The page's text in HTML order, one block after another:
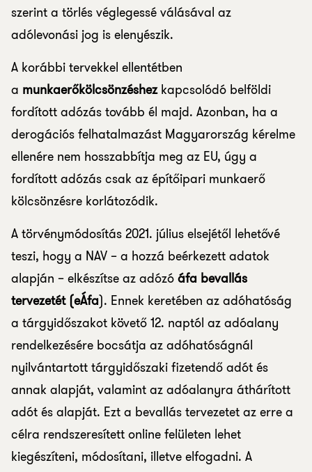
szerint a törlés véglegessé válásával az
adólevonási jog is elenyészik.
A korábbi tervekkel ellentétben
a munkaerőkölcsönzéshezkapcsolódó belföldi
fordított adózás tovább él majd. Azonban, ha a
derogációs felhatalmazást Magyarország kérelme
ellenére nem hosszabbítja meg az EU, úgy a
fordított adózás csak az építőipari munkaerő
kölcsönzésre korlátozódik.
A törvénymódosítás 2021. július elsejétől lehetővé
teszi, hogy a NAV – a hozzá beérkezett adatok
alapján – elkészítse az adózóáfa bevallás
tervezetét (eÁfa). Ennek keretében az adóhatóság
a tárgyidőszakot követő 12. naptól az adóalany
rendelkezésére bocsátja az adóhatóságnál
nyilvántartott tárgyidőszaki fizetendő adót és
annak alapját, valamint az adóalanyra áthárított
adót és alapját. Ezt a bevallás tervezetet az erre a
célra rendszeresített online felületen lehet
kiegészíteni, módosítani, illetve elfogadni. A